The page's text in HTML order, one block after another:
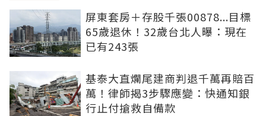
屏東套房＋存股千張00878...目標
65歲退休！32歲台北人曝：現在
已有243張
基泰大直爛尾建商判退千萬再賠百
萬！律師揭3步驟應變：快通知銀
行止付搶救自備款